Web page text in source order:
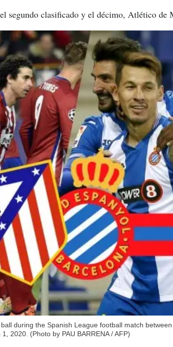
segundo clasificado y el décimo, Atlético de
during the Spanish League football match
2020. (Photo by PAU BARRENA / AFP)